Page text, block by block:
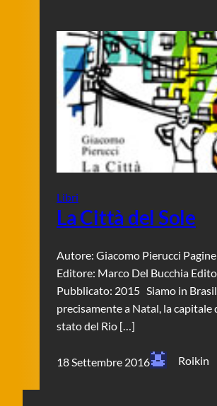
Libri
La Città del Sole
Autore: Giacomo Pierucci
Editore: Marco Del Bucchia
Pubblicato: 2015 Siamo in
precisamente a Natal, la capitale
stato del Rio […]
18 Settembre 2016 Roikin